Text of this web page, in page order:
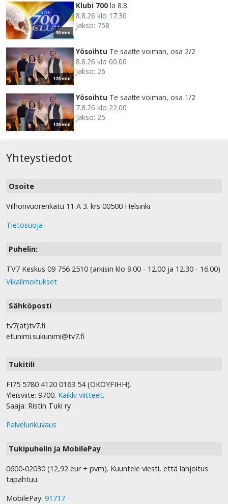
30 min
Klubi 700 la 8.8.
8.8.26 klo 17.30
Jakso: 758
120 min
Yösoihtu Te saatte voiman, osa 2/2
8.8.26 klo 00.00
Jakso: 26
120 min
Yösoihtu Te saatte voiman, osa 1/2
7.8.26 klo 22.00
Jakso: 25
Yhteystiedot
Osoite
Vilhonvuorenkatu 11 A 3. krs 00500 Helsinki
Tietosuoja
Puhelin:
TV7 Keskus 09 756 2510 (arkisin klo 9.00 - 12.00 ja 12.30 - 16.00)
Vikailmoitukset
Sähköposti
tv7(at)tv7.fi
etunimi.sukunimi@tv7.fi
Tukitili
FI75 5780 4120 0163 54 (OKOYFIHH).
Yleisviite: 9700. Kaikki viitteet.
Saaja: Ristin Tuki ry
Palvelunkuvaus
Tukipuhelin ja MobilePay
0600-02030 (12,92 eur + pvm). Kuuntele viesti, että lahjoitus
tapahtuu.
MobilePay: 91717